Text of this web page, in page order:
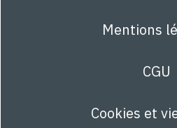
Mentions
CGU
Cookies et